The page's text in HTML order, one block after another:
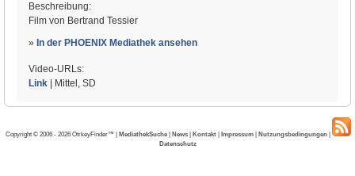
Beschreibung:
Film von Bertrand Tessier
» In der PHOENIX Mediathek ansehen
Video-URLs:
Link | Mittel, SD
Copyright © 2006 - 2026 OtrkeyFinder™ | MediathekSuche | News | Kontakt | Impressum | Nutzungsbedingungen |
Datenschutz